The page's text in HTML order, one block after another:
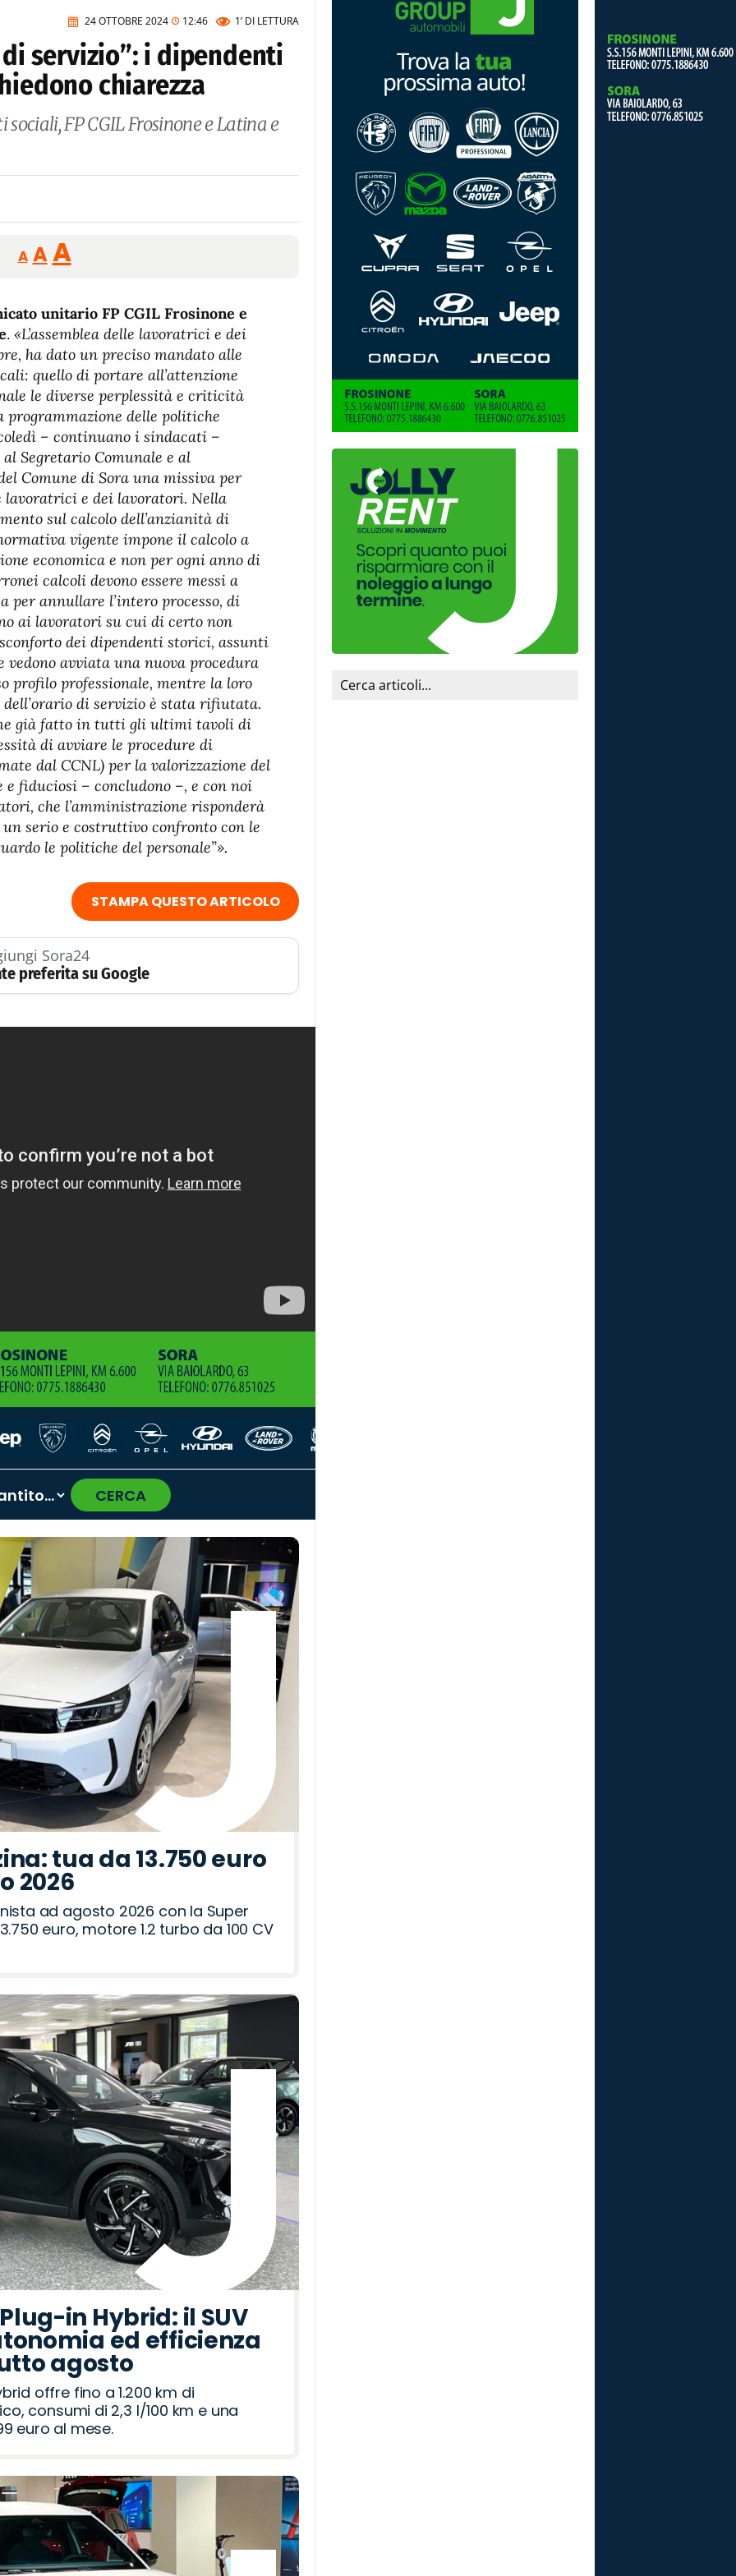
24 OTTOBRE 2024 12:46 1’ DI LETTURA
servizio”: i dipendenti
chiarezza
FP CGIL Frosinone e Latina e
A
Reducir
tamaño
A Restablecer
tamaño
de
fuente
AAumentar
de
fuente.
unitario FP CGIL Frosinone e
. «L’assemblea delle lavoratrici e dei
ha dato un preciso mandato alle
quello di portare all’attenzione
le diverse perplessità e criticità
delle politiche
– continuano i sindacati –
Segretario Comunale e al
Comune di Sora una missiva per
lavoratrici e dei lavoratori. Nella
sul calcolo dell’anzianità di
vigente impone il calcolo a
economica e non per ogni anno di
calcoli devono essere messi a
per annullare l’intero processo, di
ai lavoratori su cui di certo non
dei dipendenti storici, assunti
avviata una nuova procedura
profilo professionale, mentre la loro
di servizio è stata rifiutata.
già fatto in tutti gli ultimi tavoli di
di avviare le procedure di
dal CCNL) per la valorizzazione del
e fiduciosi – concludono –, e con noi
che l’amministrazione risponderà
serio e costruttivo confronto con le
le politiche del personale”».
STAMPA QUESTO ARTICOLO
Sora24
preferita su Google
CERCA
›
tua da 13.750 euro
2026
ad agosto 2026 con la Super
euro, motore 1.2 turbo da 100 CV
in Hybrid: il SUV
ed efficienza
agosto
offre fino a 1.200 km di
consumi di 2,3 l/100 km e una
euro al mese.